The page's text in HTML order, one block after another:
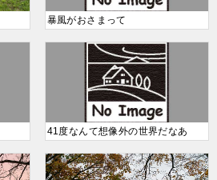
暴風がおさまって
41度なんて想像外の世界だなあ